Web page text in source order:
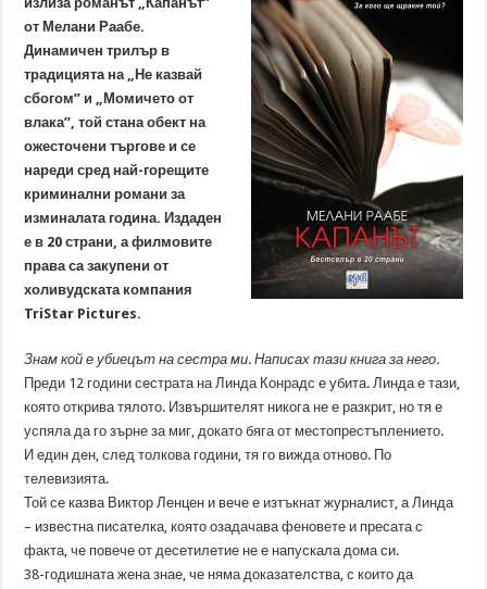
от Мелани Раабе.
Динамичен трилър в
традицията на „Не казвай
сбогом” и „Момичето от
влака”, той стана обект на
ожесточени търгове и се
нареди сред най-горещите
криминални романи за
изминалата година. Издаден
е в 20 страни, а филмовите
права са закупени от
холивудската компания
TriStar Pictures.
Знам кой е убиецът на сестра ми. Написах тази книга за него.
Преди 12 години сестрата на Линда Конрадс е убита. Линда е тази,
която открива тялото. Извършителят никога не е разкрит, но тя е
успяла да го зърне за миг, докато бяга от местопрестъплението.
И един ден, след толкова години, тя го вижда отново. По
телевизията.
Той се казва Виктор Ленцен и вече е изтъкнат журналист, а Линда
– известна писателка, която озадачава феновете и пресата с
факта, че повече от десетилетие не е напускала дома си.
38-годишната жена знае, че няма доказателства, с които да